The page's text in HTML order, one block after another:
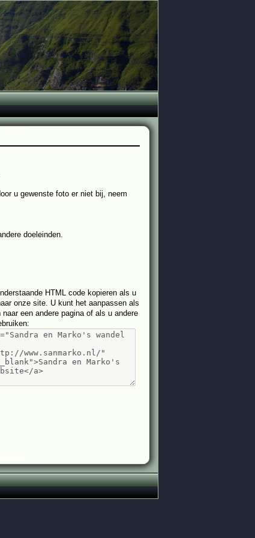
u gewenste foto er niet bij, neem
doeleinden.
HTML code kopieren als u
onze site. U kunt het aanpassen als
een andere pagina of als u andere
: